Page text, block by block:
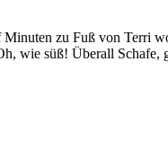
zu Fuß von Terri
wie süß! Überall